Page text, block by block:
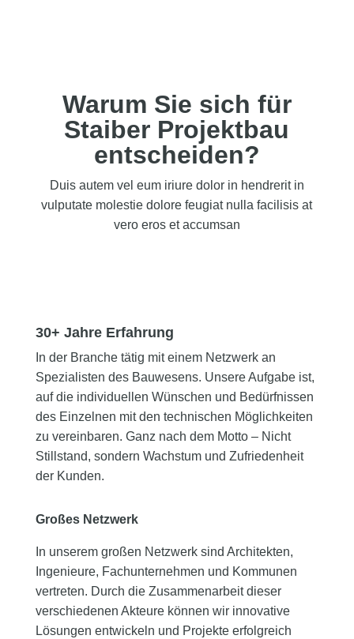
Warum Sie sich für
Staiber Projektbau
entscheiden?
Duis autem vel eum iriure dolor in hendrerit in
vulputate molestie dolore feugiat nulla facilisis at
vero eros et accumsan
30+ Jahre Erfahrung
In der Branche tätig mit einem Netzwerk an
Spezialisten des Bauwesens. Unsere Aufgabe ist,
auf die individuellen Wünschen und Bedürfnissen
des Einzelnen mit den technischen Möglichkeiten
zu vereinbaren. Ganz nach dem Motto – Nicht
Stillstand, sondern Wachstum und Zufriedenheit
der Kunden.
Großes Netzwerk
In unserem großen Netzwerk sind Architekten,
Ingenieure, Fachunternehmen und Kommunen
vertreten. Durch die Zusammenarbeit dieser
verschiedenen Akteure können wir innovative
Lösungen entwickeln und Projekte erfolgreich